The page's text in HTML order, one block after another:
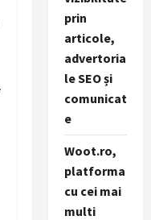
prin
articole,
advertoria
le SEO și
comunicat
e
Woot.ro,
platforma
cu cei mai
multi